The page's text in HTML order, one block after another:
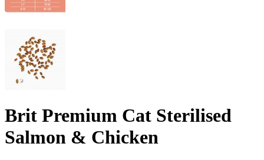
Brit Premium Cat Sterilised
Salmon & Chicken